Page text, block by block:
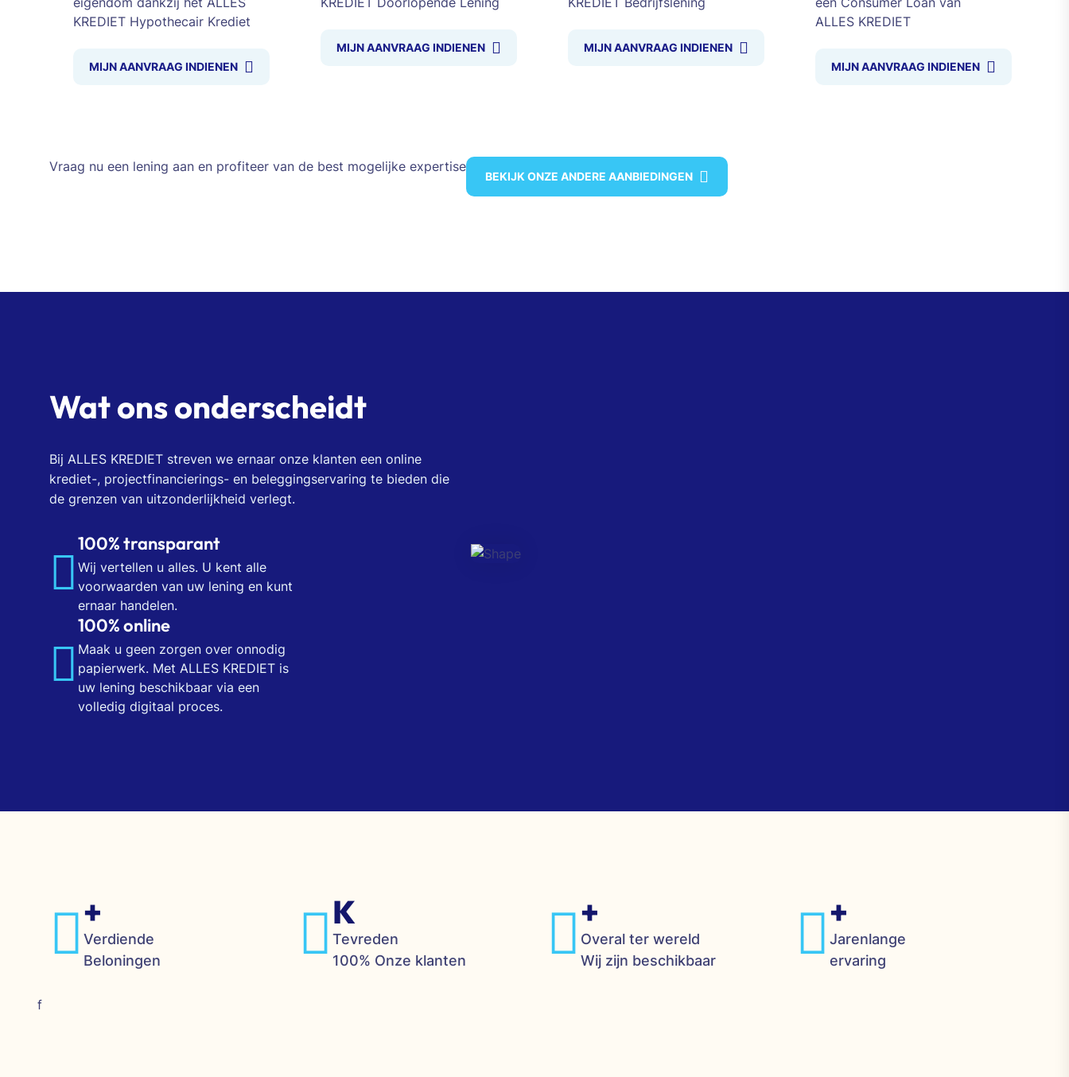
KREDIET Hypothecair Krediet
MIJN AANVRAAG INDIENEN
MIJN AANVRAAG INDIENEN MIJN AANVRAAG INDIENEN
ALLES KREDIET
MIJN AANVRAAG INDIENEN
Vraag nu een lening aan en profiteer van de best mogelijke expertise
BEKIJK ONZE ANDERE AANBIEDINGEN
Wat ons onderscheidt
Bij ALLES KREDIET streven we ernaar onze klanten een online
krediet-, projectfinancierings- en beleggingservaring te bieden die
de grenzen van uitzonderlijkheid verlegt.
100% transparant
Wij vertellen u alles. U kent alle
voorwaarden van uw lening en kunt
ernaar handelen.
100% online
Maak u geen zorgen over onnodig
papierwerk. Met ALLES KREDIET is
uw lening beschikbaar via een
volledig digitaal proces.
+
Verdiende
Beloningen
K
Tevreden
100% Onze klanten
+
Overal ter wereld
Wij zijn beschikbaar
+
Jarenlange
ervaring
f